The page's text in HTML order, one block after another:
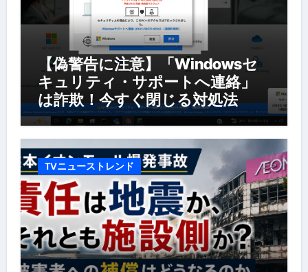
【偽警告に注意】「Windowsセ
キュリティ・サポートへ連絡」
は詐欺！今すぐ閉じる対処法
TVニューストレンド